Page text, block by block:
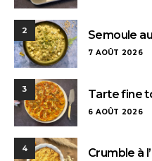
2 Semoule
7 AOÛT 2026
3 Tarte fine
6 AOÛT 2026
4 Crumble à